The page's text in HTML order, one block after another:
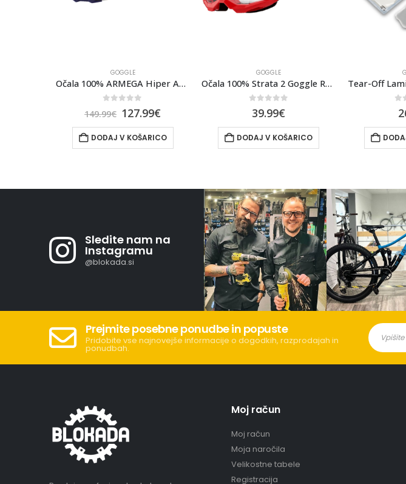
GOGGLE
Očala 100% ARMEGA Hiper Agenda Mirror
149.99€ 127.99€
DODAJ V KOŠARICO
GOGGLE
Očala 100% Strata 2 Goggle Red – Clear Lens
39.99€
DODAJ V KOŠARICO DODAJ
Sledite nam na
Instagramu
@blokada.si
Prejmite posebne ponudbe in popuste
Pridobite vse najnovejše informacije o dogodkih, razprodajah in
ponudbah.
Moj račun
Moj račun
Moja naročila
Velikostne tabele
Registracija